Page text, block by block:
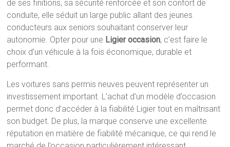
de ses finitions, sa sécurité renforcée et son confort de
conduite, elle séduit un large public allant des jeunes
conducteurs aux seniors souhaitant conserver leur
autonomie. Opter pour une Ligier occasion, c’est faire le
choix d’un véhicule à la fois économique, durable et
performant.
Les voitures sans permis neuves peuvent représenter un
investissement important. L’achat d’un modèle d’occasion
permet donc d’accéder à la fiabilité Ligier tout en maîtrisant
son budget. De plus, la marque conserve une excellente
réputation en matière de fiabilité mécanique, ce qui rend le